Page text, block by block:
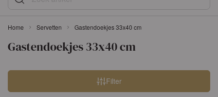
Home Servetten Gastendoekjes 33x40 cm
Overslaan naar productlijst
Gastendoekjes 33x40 cm
Filter